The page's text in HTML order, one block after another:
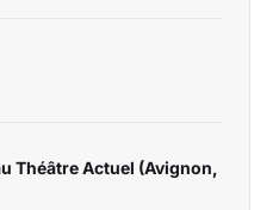
Théâtre Actuel (Avignon,